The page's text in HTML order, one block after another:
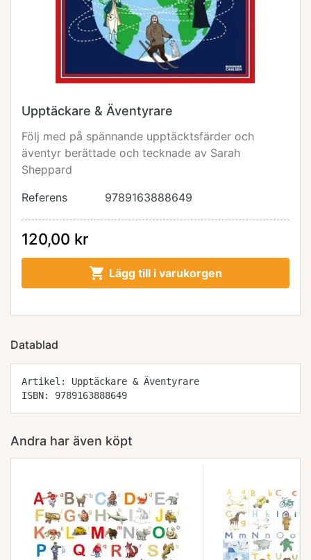
Upptäckare & Äventyrare
Följ med på spännande upptäcktsfärder och
äventyr berättade och tecknade av Sarah
Sheppard
Referens
9789163888649
120,00 kr
 Lägg till i varukorgen
Datablad
Artikel: Upptäckare & Äventyrare
ISBN: 9789163888649
Andra har även köpt